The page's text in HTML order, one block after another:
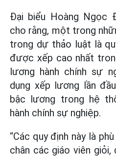
Đại biểu Hoàng Ngọc
cho rằng, một trong
trong dự thảo luật là
được xếp cao nhất
lương hành chính sự
dụng xếp lương lần
bậc lương trong hệ
hành chính sự nghiệp.
“Các quy định này là
chân các giáo viên